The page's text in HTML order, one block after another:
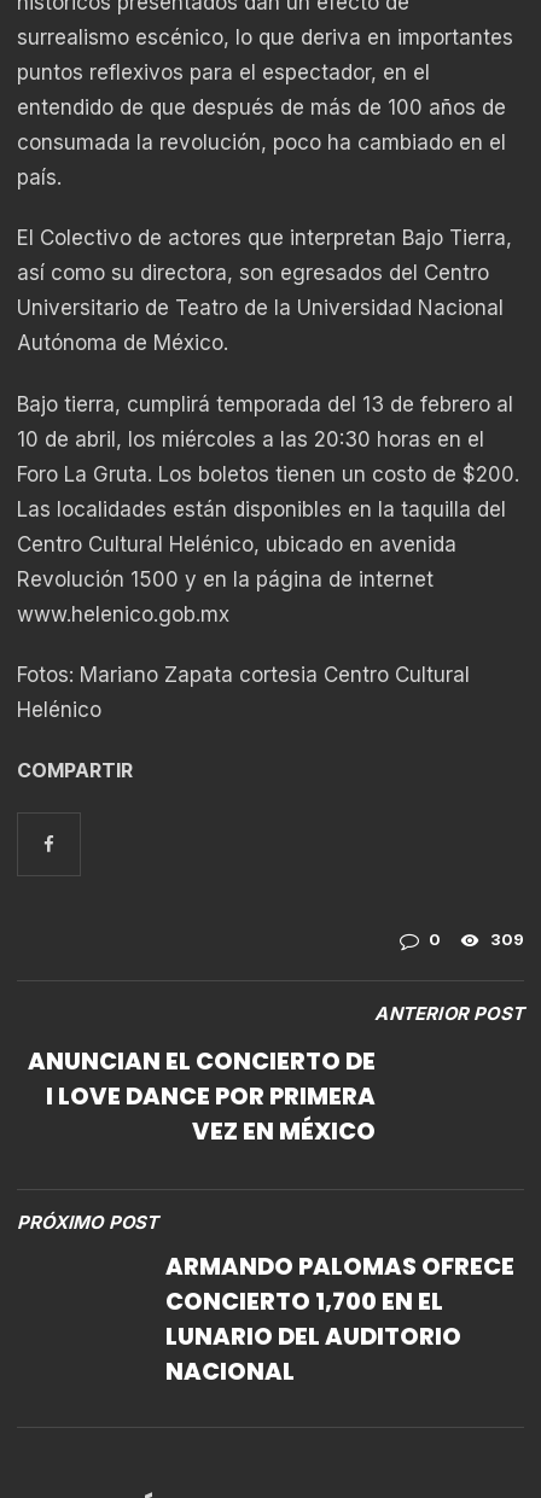
surrealismo escénico, lo que deriva en importantes
puntos reflexivos para el espectador, en el
entendido de que después de más de 100 años de
consumada la revolución, poco ha cambiado en el
país.
El Colectivo de actores que interpretan Bajo Tierra,
así como su directora, son egresados del Centro
Universitario de Teatro de la Universidad Nacional
Autónoma de México.
Bajo tierra, cumplirá temporada del 13 de febrero al
10 de abril, los miércoles a las 20:30 horas en el
Foro La Gruta. Los boletos tienen un costo de $200.
Las localidades están disponibles en la taquilla del
Centro Cultural Helénico, ubicado en avenida
Revolución 1500 y en la página de internet
www.helenico.gob.mx
Fotos: Mariano Zapata cortesia Centro Cultural
Helénico
COMPARTIR
0 309
ANTERIOR POST
ANUNCIAN EL CONCIERTO DE
I LOVE DANCE POR PRIMERA
VEZ EN MÉXICO
PRÓXIMO POST
ARMANDO PALOMAS OFRECE
CONCIERTO 1,700 EN EL
LUNARIO DEL AUDITORIO
NACIONAL